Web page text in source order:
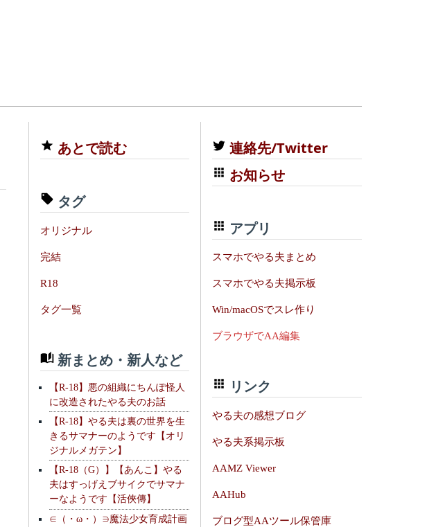
あとで読む
タグ
オリジナル
完結
R18
タグ一覧
新まとめ・新人など
【R-18】悪の組織にちんぽ怪人
に改造されたやる夫のお話
【R-18】やる夫は裏の世界を生
きるサマナーのようです【オリ
ジナルメガテン】
【R-18（G）】【あんこ】やる
夫はすっげえブサイクでサマナ
ーなようです【活俠傳】
∈（・ω・）∋魔法少女育成計画
連絡先/Twitter
お知らせ
アプリ
スマホでやる夫まとめ
スマホでやる夫掲示板
Win/macOSでスレ作り
ブラウザでAA編集
リンク
やる夫の感想ブログ
やる夫系掲示板
AAMZ Viewer
AAHub
ブログ型AAツール保管庫